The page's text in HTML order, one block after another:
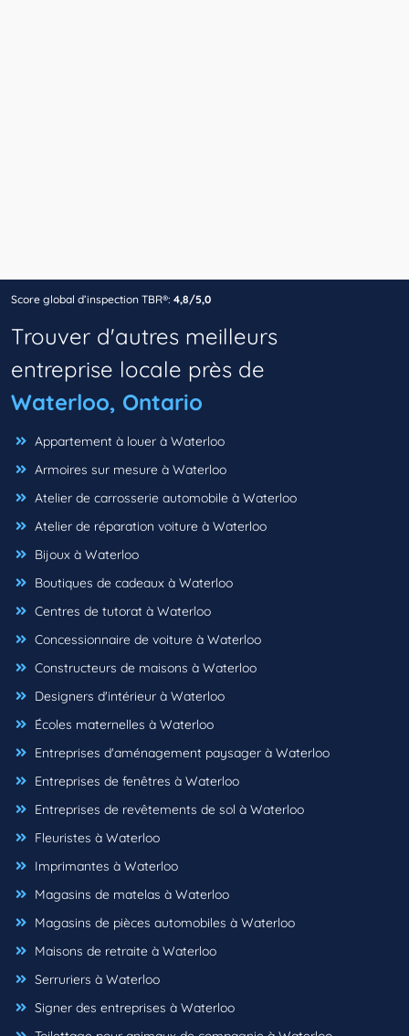
Score global d’inspection TBR®: 4,8/5,0
Trouver d'autres meilleurs
entreprise locale près de
Waterloo, Ontario
Appartement à louer à Waterloo
Armoires sur mesure à Waterloo
Atelier de carrosserie automobile à Waterloo
Atelier de réparation voiture à Waterloo
Bijoux à Waterloo
Boutiques de cadeaux à Waterloo
Centres de tutorat à Waterloo
Concessionnaire de voiture à Waterloo
Constructeurs de maisons à Waterloo
Designers d'intérieur à Waterloo
Écoles maternelles à Waterloo
Entreprises d'aménagement paysager à Waterloo
Entreprises de fenêtres à Waterloo
Entreprises de revêtements de sol à Waterloo
Fleuristes à Waterloo
Imprimantes à Waterloo
Magasins de matelas à Waterloo
Magasins de pièces automobiles à Waterloo
Maisons de retraite à Waterloo
Serruriers à Waterloo
Signer des entreprises à Waterloo